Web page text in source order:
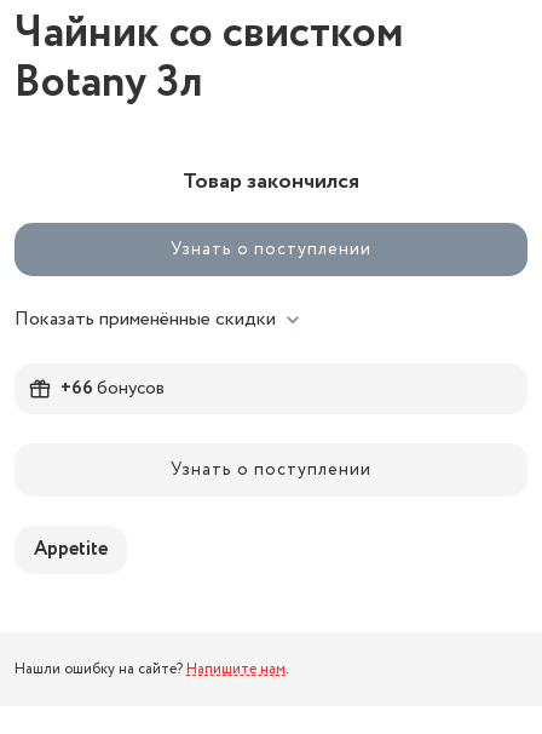
Чайник со свистком
Botany 3л
Товар закончился
Узнать о поступлении
Показать применённые скидки
+66бонусов
Узнать о поступлении
Appetite
Нашли ошибку на сайте? Напишите нам.